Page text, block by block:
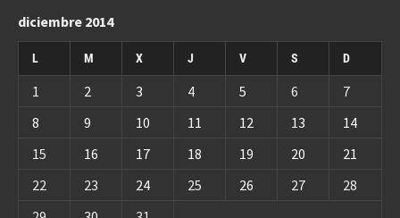
diciembre 2014
L M X J V S D
1 2 3 4 5 6
7
8
9 10 11 12 13
14
15
16 17 18 19 20
21
22
23 24 25 26 27
28